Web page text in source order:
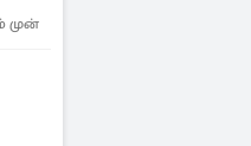
முன்